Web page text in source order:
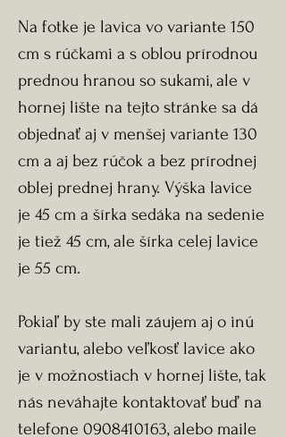
Na fotke je lavica vo variante 150
cm s rúčkami a s oblou prírodnou
prednou hranou so sukami, ale v
hornej lište na tejto stránke sa dá
objednať aj v menšej variante 130
cm a aj bez rúčok a bez prírodnej
oblej prednej hrany. Výška lavice
je 45 cm a šírka sedáka na sedenie
je tiež 45 cm, ale šírka celej lavice
je 55 cm.
Pokiaľ by ste mali záujem aj o inú
variantu, alebo veľkosť lavice ako
je v možnostiach v hornej lište, tak
nás neváhajte kontaktovať buď na
telefone 0908410163, alebo maile